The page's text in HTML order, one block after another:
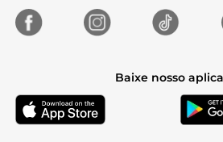
Baixe nosso